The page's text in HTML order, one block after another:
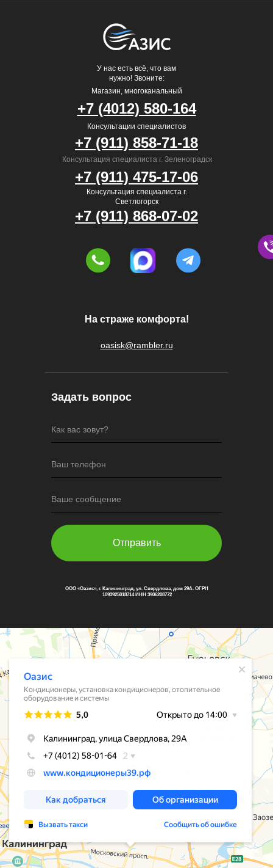
Как вас зовут?
Ваш телефон
Ваше сообщение
Отправить
oasisk@rambler.ru
У нас есть всё, что вам
нужно! Звоните:
На страже комфорта!
Магазин, многоканальный
Консультация специалиста г.
Светлогорск
Консультация специалиста г. Зеленоградск
Консультации специалистов
+7 (911) 858-71-18
+7 (911) 475-17-06
+7 (911) 868-07-02
+7 (4012) 580-164
Задать вопрос
ООО «Оазис», г. Калининград, ул. Свердлова, дом 29А. ОГРН
1093925018714 ИНН 3906208772